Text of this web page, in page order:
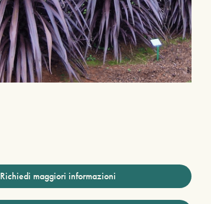
Richiedi maggiori informazioni